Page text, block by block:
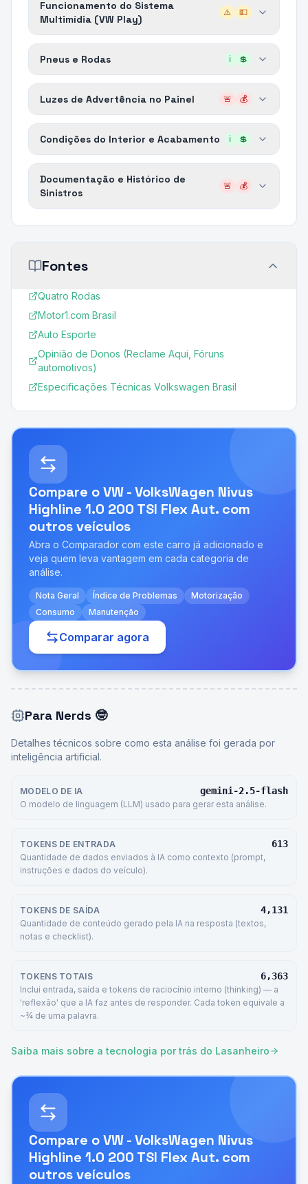
Funcionamento do Sistema
Multimídia (VW Play)
⚠️ 💵
Pneus e Rodas ℹ️ 💲
Luzes de Advertência no Painel 🚨 💰
Condições do Interior e Acabamento ℹ️ 💲
Documentação e Histórico de
Sinistros
🚨 💰
Fontes
Quatro Rodas
Motor1.com Brasil
Auto Esporte
Opinião de Donos (Reclame Aqui, Fóruns
automotivos)
Especificações Técnicas Volkswagen Brasil
Compare oVW - VolksWagen Nivus
Highline 1.0 200 TSI Flex Aut. com
outros veículos
Abra o Comparador com este carro já adicionado e
veja quem leva vantagem em cada categoria de
análise.
Nota Geral Índice de Problemas
Motorização
Consumo
Manutenção
Comparar agora
Para Nerds 🤓
Detalhes técnicos sobre como esta análise foi gerada por
inteligência artificial.
MODELO DE IA gemini-2.5-flash
O modelo de linguagem (LLM) usado para gerar esta análise.
TOKENS DE ENTRADA 613
Quantidade de dados enviados à IA como contexto (prompt,
instruções e dados do veículo).
TOKENS DE SAÍDA 4,131
Quantidade de conteúdo gerado pela IA na resposta (textos,
notas e checklist).
TOKENS TOTAIS 6,363
Inclui entrada, saída e tokens de raciocínio interno (thinking) — a
'reflexão' que a IA faz antes de responder. Cada token equivale a
~¾ de uma palavra.
Saiba mais sobre a tecnologia por trás do Lasanheiro
Compare oVW - VolksWagen Nivus
Highline 1.0 200 TSI Flex Aut. com
outros veículos